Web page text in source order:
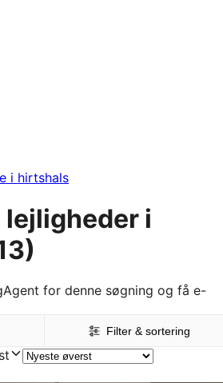
i hirtshals
i
for denne søgning og få e-
Filter & sortering